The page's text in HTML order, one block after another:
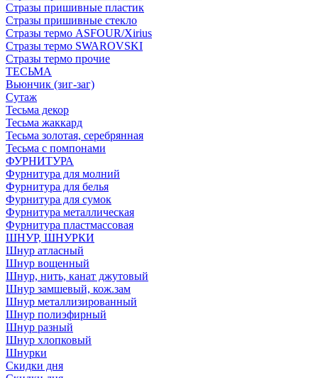
Стразы пришивные пластик
Стразы пришивные стекло
Стразы термо ASFOUR/Xirius
Стразы термо SWAROVSKI
Стразы термо прочие
ТЕСЬМА
Вьюнчик (зиг-заг)
Сутаж
Тесьма декор
Тесьма жаккард
Тесьма золотая, серебрянная
Тесьма с помпонами
ФУРНИТУРА
Фурнитура для молний
Фурнитура для белья
Фурнитура для сумок
Фурнитура металлическая
Фурнитура пластмассовая
ШНУР, ШНУРКИ
Шнур атласный
Шнур вощенный
Шнур, нить, канат джутовый
Шнур замшевый, кож.зам
Шнур металлизированный
Шнур полиэфирный
Шнур разный
Шнур хлопковый
Шнурки
Скидки дня